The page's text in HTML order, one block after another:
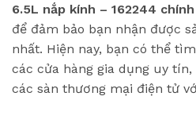
6.5L nắp kính – 162244
để đảm bảo bạn nhận được
nhất. Hiện nay, bạn có thể
các cửa hàng gia dụng uy
các sàn thương mại điện tử